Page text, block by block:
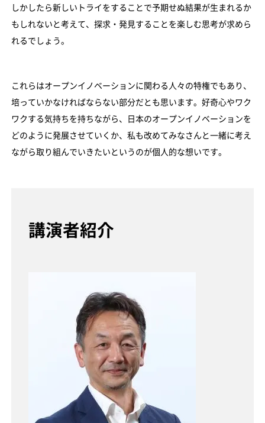
しかしたら新しいトライをすることで予期せぬ結果が生まれるか
もしれないと考えて、探求・発見することを楽しむ思考が求めら
れるでしょう。
これらはオープンイノベーションに関わる人々の特権でもあり、
培っていかなければならない部分だとも思います。好奇心やワク
ワクする気持ちを持ちながら、日本のオープンイノベーションを
どのように発展させていくか、私も改めてみなさんと一緒に考え
ながら取り組んでいきたいというのが個人的な想いです。
講演者紹介